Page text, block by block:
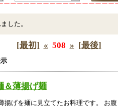
した。
[最初] « 508 » [最後]
＆薄揚げ麺
揚げを麺に見立てたお料理です。 お